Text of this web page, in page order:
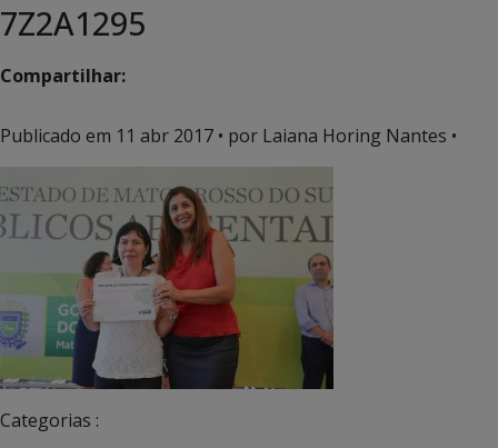
7Z2A1295
Compartilhar:
Publicado em 11 abr 2017 • por Laiana Horing Nantes •
Categorias :